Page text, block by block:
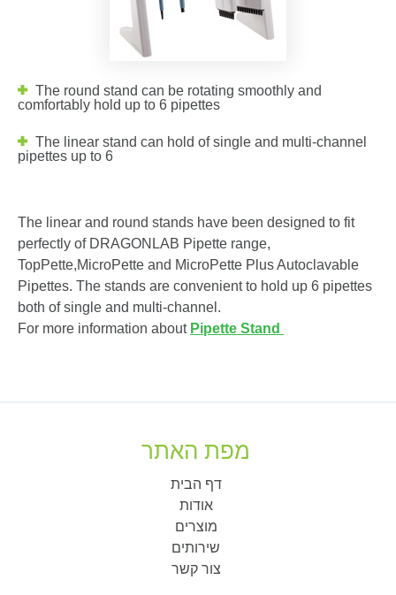
The round stand can be rotating smoothly and
comfortably hold up to 6 pipettes
The linear stand can hold of single and multi-channel
pipettes up to 6
The linear and round stands have been designed to fit
perfectly of DRAGONLAB Pipette range,
TopPette,MicroPette and MicroPette Plus Autoclavable
Pipettes. The stands are convenient to hold up 6 pipettes
both of single and multi-channel.
For more information about Pipette Stand
מפת האתר
דף הבית
אודות
מוצרים
שירותים
צור קשר